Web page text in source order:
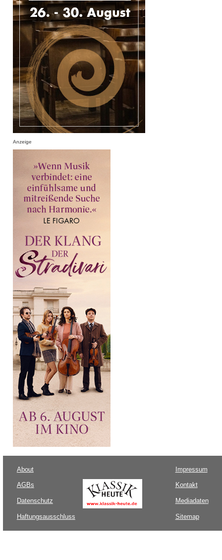
Anzeige
About
AGBs
Datenschutz
Haftungsausschluss
Impressum
Kontakt
Mediadaten
Sitemap